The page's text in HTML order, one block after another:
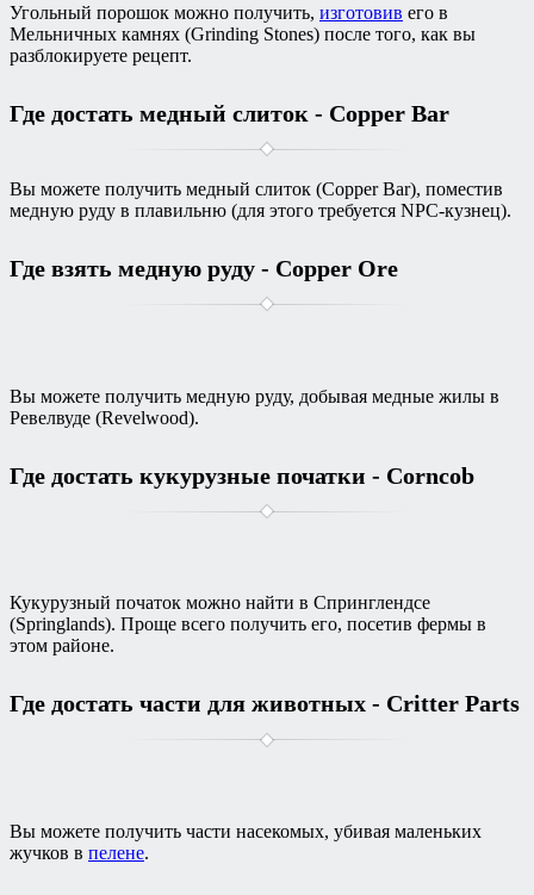
Угольный порошок можно получить, изготовив его в
Мельничных камнях (Grinding Stones) после того, как вы
разблокируете рецепт.
Где достать медный слиток - Copper Bar
Вы можете получить медный слиток (Copper Bar), поместив
медную руду в плавильню (для этого требуется NPC-кузнец).
Где взять медную руду - Copper Ore
Вы можете получить медную руду, добывая медные жилы в
Ревелвуде (Revelwood).
Где достать кукурузные початки - Corncob
Кукурузный початок можно найти в Спринглендсе
(Springlands). Проще всего получить его, посетив фермы в
этом районе.
Где достать части для животных - Critter Parts
Вы можете получить части насекомых, убивая маленьких
жучков в пелене.